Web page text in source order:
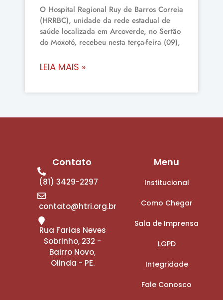
O Hospital Regional Ruy de Barros Correia
(HRRBC), unidade da rede estadual de
saúde localizada em Arcoverde, no Sertão
do Moxotó, recebeu nesta terça-feira (09),
LEIA MAIS »
Contato
(81) 3429-2297
contato@htri.org.br
Rua Farias Neves
Sobrinho, 232 -
Bairro Novo,
Olinda - PE.
Menu
Institucional
Como Chegar
Sala de Imprensa
LGPD
Integridade
Fale Conosco